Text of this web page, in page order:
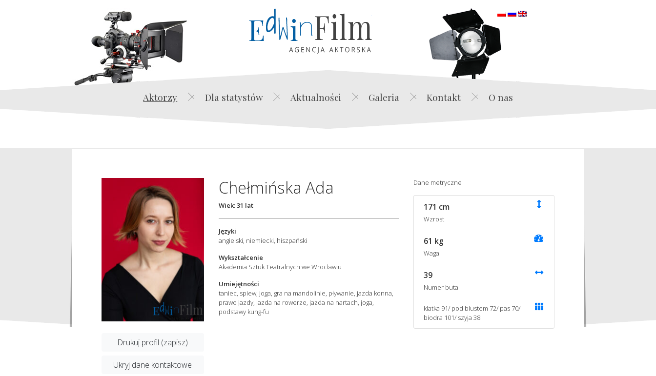
Edwin Film Agencja Aktorska
Aktorzy Dla statystów Aktualności Galeria Kontakt O nas
Drukuj profil (zapisz)
Ukryj dane kontaktowe
Chełmińska Ada
Wiek: 31 lat
Języki
angielski, niemiecki, hiszpański
Wykształcenie
Akademia Sztuk Teatralnych we Wrocławiu
Umiejętności
taniec, spiew, joga, gra na mandolinie, pływanie, jazda konna,
prawo jazdy, jazda na rowerze, jazda na nartach, joga,
podstawy kung-fu
Dane metryczne
171 cm
Wzrost
61 kg
Waga
39
Numer buta
klatka 91/ pod biustem 72/ pas 70/
biodra 101/ szyja 38